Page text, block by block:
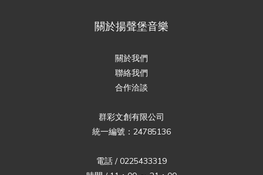
關於揚聲堡音樂
關於我們
聯絡我們
合作洽談
群彩文創有限公司
統一編號：24785136
電話 / 0225433319